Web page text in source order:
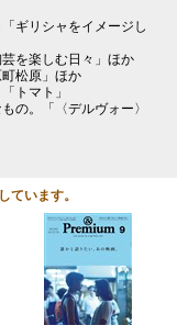
ギリシャをイメージし
を楽しむ日々」ほか
松原」ほか
トマト」
の。「〈デルヴォー〉
ています。